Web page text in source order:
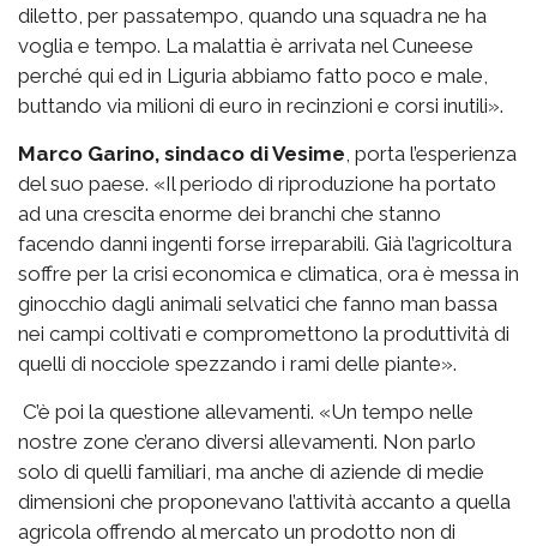
diletto, per passatempo, quando una squadra ne ha
voglia e tempo. La malattia è arrivata nel Cuneese
perché qui ed in Liguria abbiamo fatto poco e male,
buttando via milioni di euro in recinzioni e corsi inutili».
Marco Garino, sindaco di Vesime, porta l’esperienza
del suo paese. «Il periodo di riproduzione ha portato
ad una crescita enorme dei branchi che stanno
facendo danni ingenti forse irreparabili. Già l’agricoltura
soffre per la crisi economica e climatica, ora è messa in
ginocchio dagli animali selvatici che fanno man bassa
nei campi coltivati e compromettono la produttività di
quelli di nocciole spezzando i rami delle piante».
C’è poi la questione allevamenti. «Un tempo nelle
nostre zone c’erano diversi allevamenti. Non parlo
solo di quelli familiari, ma anche di aziende di medie
dimensioni che proponevano l’attività accanto a quella
agricola offrendo al mercato un prodotto non di